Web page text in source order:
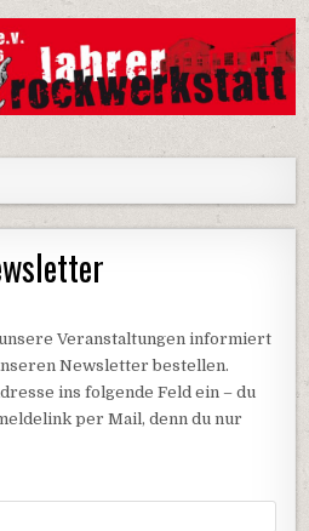
e.V.
e.V.
Veranstaltungen informiert
Newsletter bestellen.
ins folgende Feld ein – du
per Mail, denn du nur